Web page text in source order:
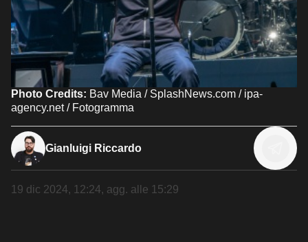
Photo Credits: Bav Media / SplashNews.com / ipa-
agency.net / Fotogramma
Gianluigi Riccardo
19 dic 2024, 12:24, agg. alle 15:29